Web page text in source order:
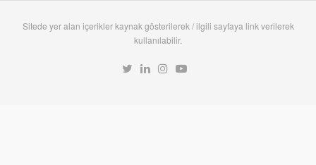
Sitede yer alan içerikler kaynak gösterilerek / ilgili sayfaya link verilerek
kullanılabilir.